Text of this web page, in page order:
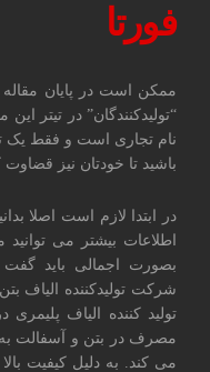
فورتا
ممکن است در پایان مقاله
“تولیدکنندگان” در تیتر
نام تجاری است و فقط یک
باشید تا خودتان نیز قضاوت
در ابتدا لازم است اصلا
اطلاعات بیشتر می توانید
شرکت تولیدکننده الیاف
تولید کننده الیاف
مصرف در بتن و آسفالت
می کند. به دلیل کیفیت